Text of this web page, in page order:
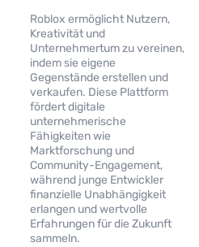
Roblox ermöglicht Nutzern,
Kreativität und
Unternehmertum zu vereinen,
indem sie eigene
Gegenstände erstellen und
verkaufen. Diese Plattform
fördert digitale
unternehmerische
Fähigkeiten wie
Marktforschung und
Community-Engagement,
während junge Entwickler
finanzielle Unabhängigkeit
erlangen und wertvolle
Erfahrungen für die Zukunft
sammeln.